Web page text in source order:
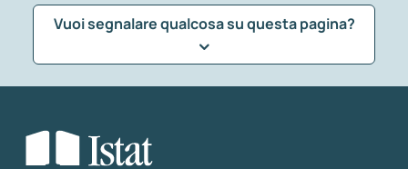
Vuoi segnalare qualcosa su questa pagina?
Seleziona la tipologia della segnalazione